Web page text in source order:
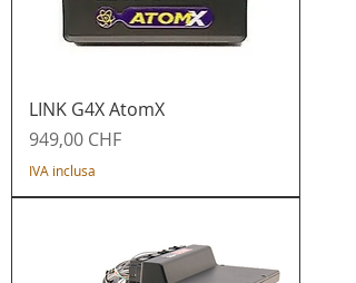
LINK G4X AtomX
Prezzo
949,00 CHF
IVA inclusa